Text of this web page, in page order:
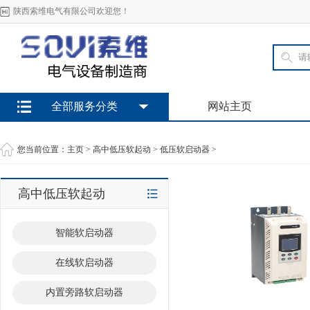
陕西索维电气有限公司欢迎您！
网站主页
全部服务分类
您当前位置： 主页 > 高中低压软起动 > 低压软启动器 >
高中低压软起动
智能软启动器
在线软启动器
内置旁路软启动器